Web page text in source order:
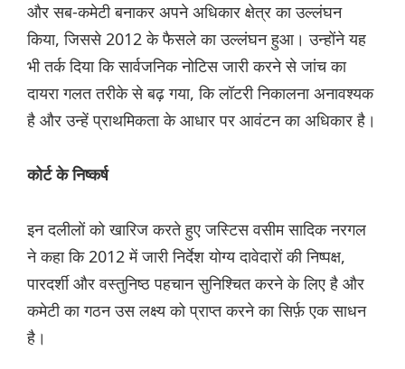
और सब-कमेटी बनाकर अपने अधिकार क्षेत्र का उल्लंघन
किया, जिससे 2012 के फैसले का उल्लंघन हुआ। उन्होंने यह
भी तर्क दिया कि सार्वजनिक नोटिस जारी करने से जांच का
दायरा गलत तरीके से बढ़ गया, कि लॉटरी निकालना अनावश्यक
है और उन्हें प्राथमिकता के आधार पर आवंटन का अधिकार है।
कोर्ट के निष्कर्ष
इन दलीलों को खारिज करते हुए जस्टिस वसीम सादिक नरगल
ने कहा कि 2012 में जारी निर्देश योग्य दावेदारों की निष्पक्ष,
पारदर्शी और वस्तुनिष्ठ पहचान सुनिश्चित करने के लिए है और
कमेटी का गठन उस लक्ष्य को प्राप्त करने का सिर्फ़ एक साधन
है।